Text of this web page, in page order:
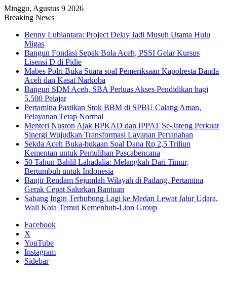
Minggu, Agustus 9 2026
Breaking News
Benny Lubiantara: Project Delay Jadi Musuh Utama Hulu
Migas
Bangun Fondasi Sepak Bola Aceh, PSSI Gelar Kursus
Lisensi D di Pidie
Mabes Polri Buka Suara soal Pemeriksaan Kapolresta Banda
Aceh dan Kasat Narkoba
Bangun SDM Aceh, SBA Perluas Akses Pendidikan bagi
5.500 Pelajar
Pertamina Pastikan Stok BBM di SPBU Calang Aman,
Pelayanan Tetap Normal
Menteri Nusron Ajak BPKAD dan IPPAT Se-Jateng Perkuat
Sinergi Wujudkan Transformasi Layanan Pertanahan
Sekda Aceh Buka-bukaan Soal Dana Rp 2,5 Triliun
Kementan untuk Pemulihan Pascabencana
50 Tahun Bahlil Lahadalia: Melangkah Dari Timur,
Bertumbuh untuk Indonesia
Banjir Rendam Sejumlah Wilayah di Padang, Pertamina
Gerak Cepat Salurkan Bantuan
Sabang Ingin Terhubung Lagi ke Medan Lewat Jalur Udara,
Wali Kota Temui Kemenhub-Lion Group
Facebook
X
YouTube
Instagram
Sidebar